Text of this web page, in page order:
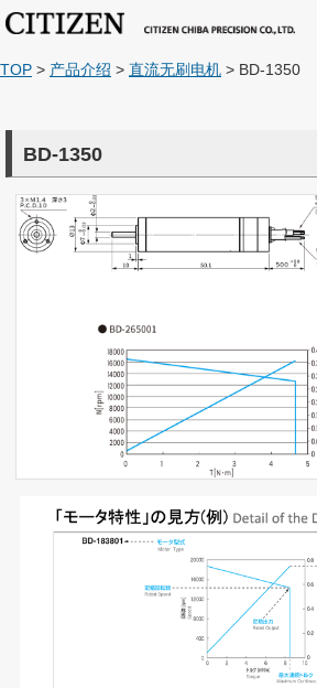
TOP > 产品介绍 > 直流无刷电机 > BD-1350
BD-1350